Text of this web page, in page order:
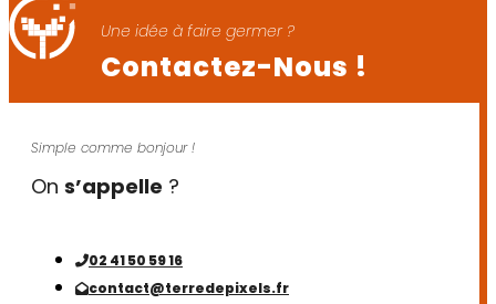
Une idée à faire germer ?
Contactez-Nous !
Simple comme bonjour !
On s’appelle ?
02 41 50 59 16
contact@terredepixels.fr